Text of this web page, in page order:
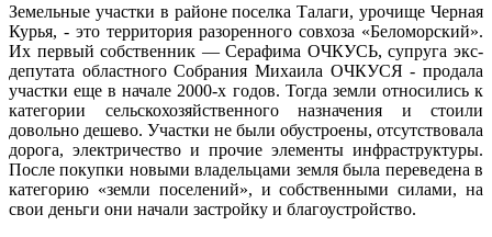
Земельные участки в районе поселка Талаги, урочище Черная
Курья, - это территория разоренного совхоза «Беломорский».
Их первый собственник — Серафима ОЧКУСЬ, супруга экс-
депутата областного Собрания Михаила ОЧКУСЯ - продала
участки еще в начале 2000-х годов. Тогда земли относились к
категории сельскохозяйственного назначения и стоили
довольно дешево. Участки не были обустроены, отсутствовала
дорога, электричество и прочие элементы инфраструктуры.
После покупки новыми владельцами земля была переведена в
категорию «земли поселений», и собственными силами, на
свои деньги они начали застройку и благоустройство.